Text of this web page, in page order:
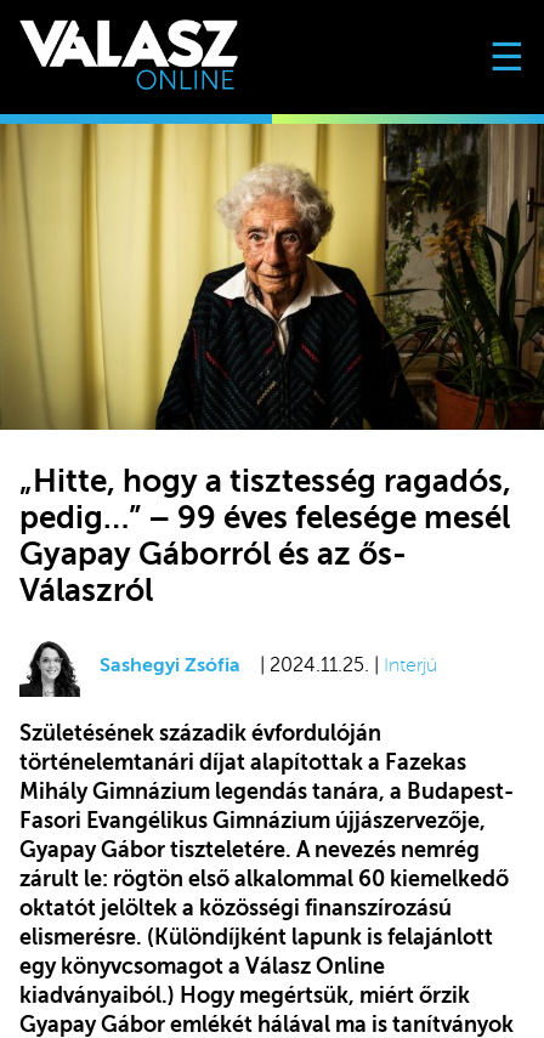
☰
„Hitte, hogy a tisztesség ragadós,
pedig…” – 99 éves felesége mesél
Gyapay Gáborról és az ős-
Válaszról
Sashegyi Zsófia | 2024.11.25. | Interjú
Születésének századik évfordulóján
történelemtanári díjat alapítottak a Fazekas
Mihály Gimnázium legendás tanára, a Budapest-
Fasori Evangélikus Gimnázium újjászervezője,
Gyapay Gábor tiszteletére. A nevezés nemrég
zárult le: rögtön első alkalommal 60 kiemelkedő
oktatót jelöltek a közösségi finanszírozású
elismerésre. (Különdíjként lapunk is felajánlott
egy könyvcsomagot a Válasz Online
kiadványaiból.) Hogy megértsük, miért őrzik
Gyapay Gábor emlékét hálával ma is tanítványok